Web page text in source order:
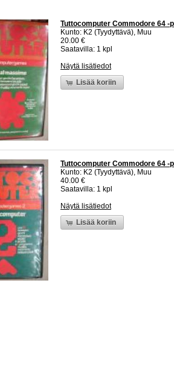
Tuttocomputer Commodore 64 -
Kunto: K2 (Tyydyttävä), Muu
20.00 €
Saatavilla: 1 kpl
Näytä lisätiedot
Lisää koriin
Tuttocomputer Commodore 64 -
Kunto: K2 (Tyydyttävä), Muu
40.00 €
Saatavilla: 1 kpl
Näytä lisätiedot
Lisää koriin